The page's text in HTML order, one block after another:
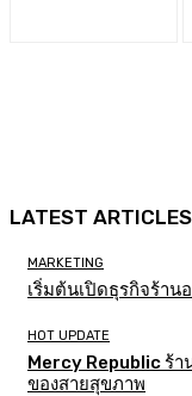
LATEST ARTICLES
MARKETING
เริ่มต้นเปิดธุรกิจร้าน
HOT UPDATE
Mercy Republic ร้า
ของสายสุขภาพ